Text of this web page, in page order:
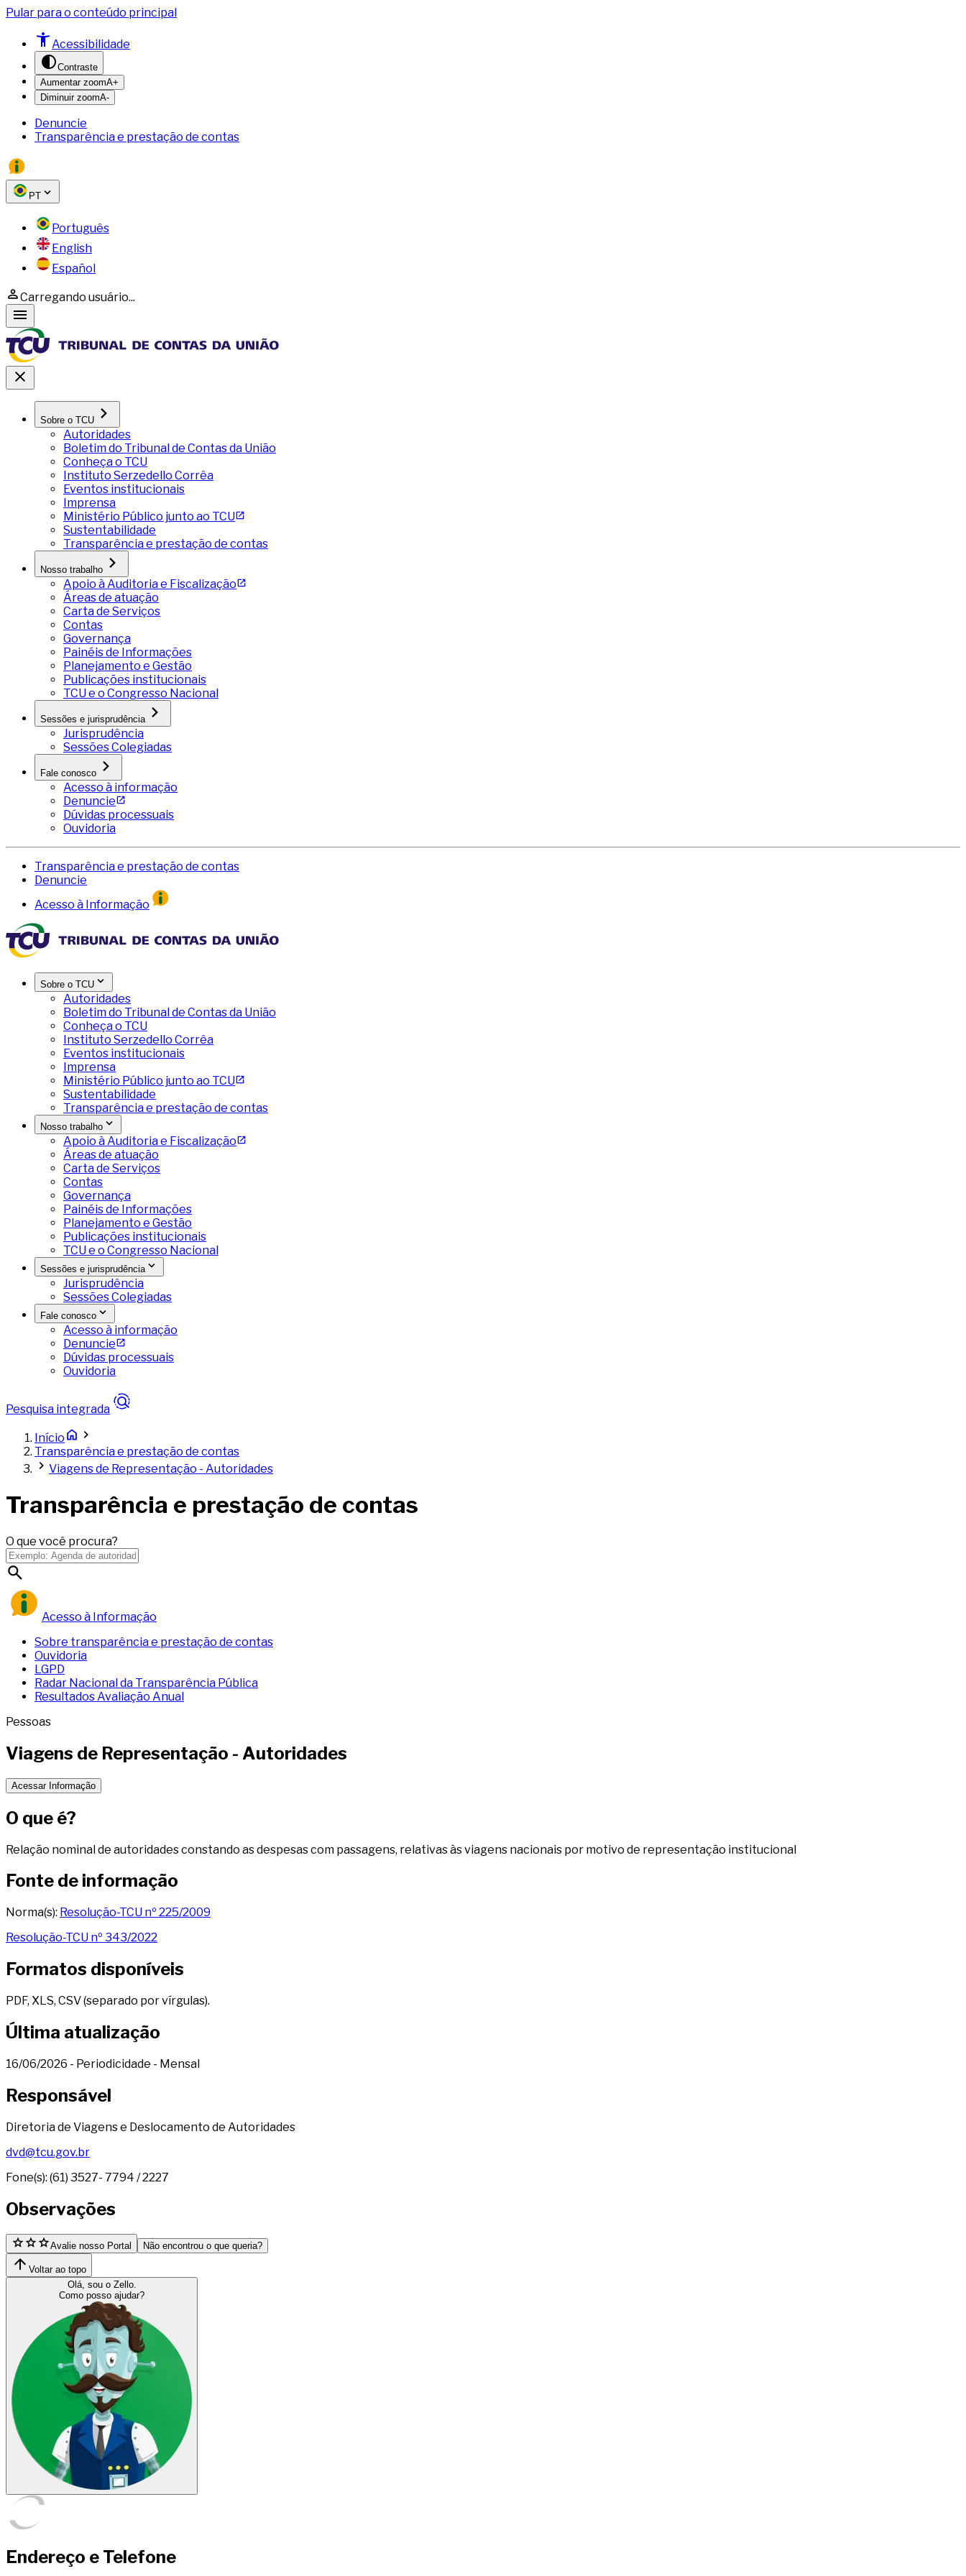
Pular para o conteúdo principal
Acessibilidade
Contraste
Aumentar zoomA+
Diminuir zoomA-
Denuncie
Transparência e prestação de contas
PT
Português
English
Español
Carregando usuário...
Sobre o TCU
Autoridades
Boletim do Tribunal de Contas da União
Conheça o TCU
Instituto Serzedello Corrêa
Eventos institucionais
Imprensa
Ministério Público junto ao TCU
Sustentabilidade
Transparência e prestação de contas
Nosso trabalho
Apoio à Auditoria e Fiscalização
Áreas de atuação
Carta de Serviços
Contas
Governança
Painéis de Informações
Planejamento e Gestão
Publicações institucionais
TCU e o Congresso Nacional
Sessões e jurisprudência
Jurisprudência
Sessões Colegiadas
Fale conosco
Acesso à informação
Denuncie
Dúvidas processuais
Ouvidoria
Transparência e prestação de contas
Denuncie
Acesso à Informação
Sobre o TCU
Autoridades
Boletim do Tribunal de Contas da União
Conheça o TCU
Instituto Serzedello Corrêa
Eventos institucionais
Imprensa
Ministério Público junto ao TCU
Sustentabilidade
Transparência e prestação de contas
Nosso trabalho
Apoio à Auditoria e Fiscalização
Áreas de atuação
Carta de Serviços
Contas
Governança
Painéis de Informações
Planejamento e Gestão
Publicações institucionais
TCU e o Congresso Nacional
Sessões e jurisprudência
Jurisprudência
Sessões Colegiadas
Fale conosco
Acesso à informação
Denuncie
Dúvidas processuais
Ouvidoria
Pesquisa integrada
Início
Transparência e prestação de contas
Viagens de Representação - Autoridades
Transparência e prestação de contas
O que você procura?
Acesso à Informação
Sobre transparência e prestação de contas
Ouvidoria
LGPD
Radar Nacional da Transparência Pública
Resultados Avaliação Anual
Pessoas
Viagens de Representação - Autoridades
Acessar Informação
O que é?
Relação nominal de autoridades constando as despesas com passagens, relativas às viagens nacionais por motivo de representação institucional
Fonte de informação
Norma(s): Resolução-TCU nº 225/2009
Resolução-TCU nº 343/2022
Formatos disponíveis
PDF, XLS, CSV (separado por vírgulas).
Última atualização
16/06/2026 - Periodicidade - Mensal
Responsável
Diretoria de Viagens e Deslocamento de Autoridades
dvd@tcu.gov.br
Fone(s): (61) 3527- 7794 / 2227
Observações
Avalie nosso Portal Não encontrou o que queria?
Voltar ao topo
Olá, sou o Zello.
Como posso ajudar?
Endereço e Telefone